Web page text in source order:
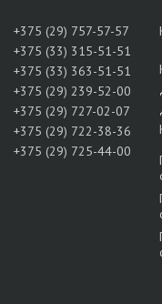
+375 (29) 757-57-57
+375 (33) 315-51-51
+375 (33) 363-51-51
+375 (29) 239-52-00
+375 (29) 727-02-07
+375 (29) 722-38-36
+375 (29) 725-44-00